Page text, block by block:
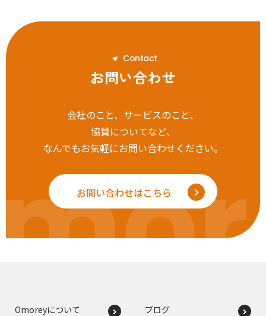
Contact
お問い合わせ
会社のこと、サービスのこと、
協賛についてなど、
なんでもお気軽にお問い合わせください。
お問い合わせはこちら
Omoreyについて ブログ